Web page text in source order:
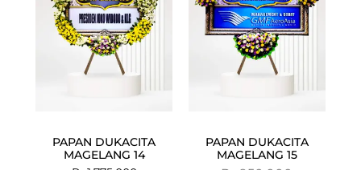
PAPAN DUKACITA
MAGELANG 14
PAPAN DUKACITA
MAGELANG 15